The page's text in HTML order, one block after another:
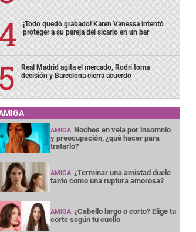
¡Todo quedó grabado! Karen Vanessa intentó
proteger a su pareja del sicario en un bar
Real Madrid agita el mercado, Rodri toma
decisión y Barcelona cierra acuerdo
AMIGA Noches en vela por insomnio
y preocupación, ¿qué hacer para
tratarlo?
AMIGA ¿Terminar una amistad duele
tanto como una ruptura amorosa?
AMIGA ¿Cabello largo o corto? Elige tu
corte según tu cuello